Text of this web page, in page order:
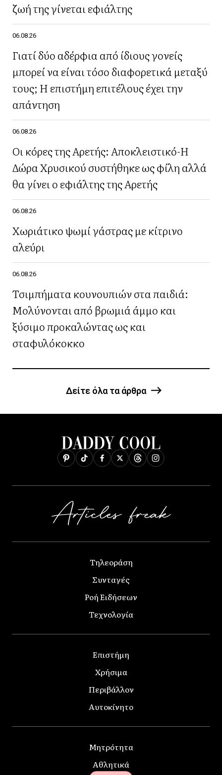
ζωή της γίνεται εφιάλτης
06.08.26
Γιατί δύο αδέρφια από ίδιους γονείς
μπορεί να είναι τόσο διαφορετικά μεταξύ
τους; Η επιστήμη επιτέλους έχει την
απάντηση
06.08.26
Οι κόρες της Αρετής: Αποκλειστικό-Η
Δώρα Χρυσικού συστήθηκε ως φίλη αλλά
θα γίνει ο εφιάλτης της Αρετής
06.08.26
Χωριάτικο ψωμί γάστρας με κίτρινο
αλεύρι
06.08.26
Τσιμπήματα κουνουπιών στα παιδιά:
Μολύνονται από βρωμιά άμμο και
ξύσιμο προκαλώντας ως και
σταφυλόκοκκο
Δείτε όλα τα άρθρα
Τηλεοράση
Συνταγές
Ροή Ειδήσεων
Τεχνολογία
Επιστήμη
Χρήσιμα
Περιβάλλον
Αυτοκίνητο
Μητρότητα
Αθλητικά